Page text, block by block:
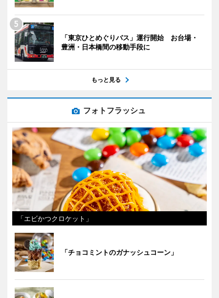
「東京ひとめぐりバス」運行開始 お台場・
豊洲・日本橋間の移動手段に
もっと見る
フォトフラッシュ
「エビかつクロケット」
「チョコミントのガナッシュコーン」